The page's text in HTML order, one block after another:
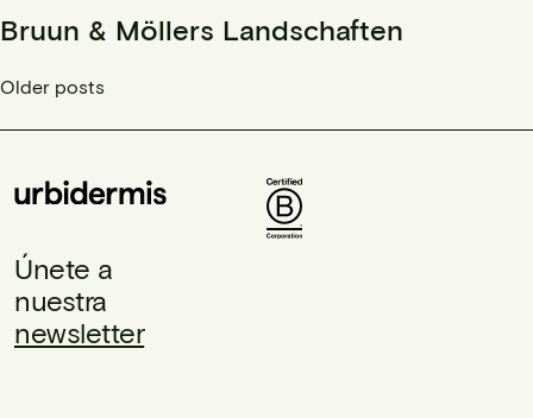
Bruun & Möllers Landschaften
Posts
Older posts
Únete a
nuestra
newsletter